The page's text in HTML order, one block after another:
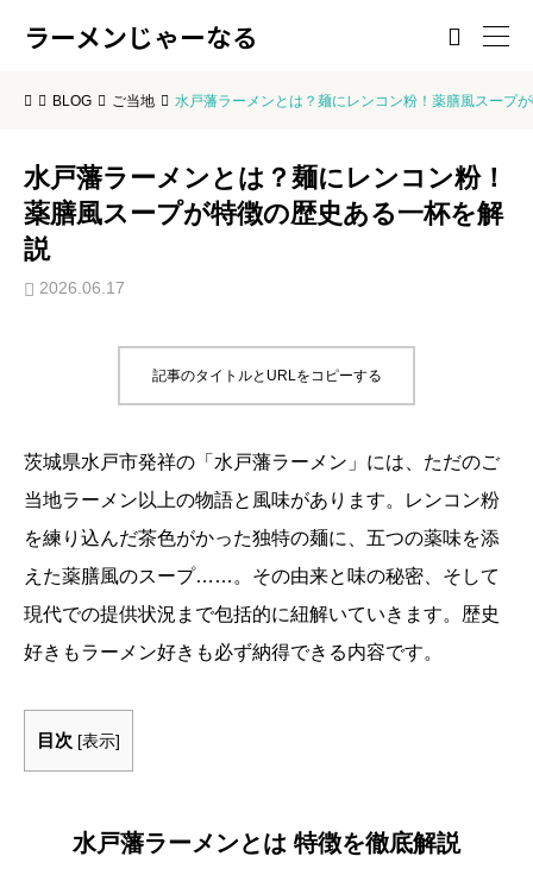
ラーメンじゃーなる 
BLOG ご当地 水戸藩ラーメンとは？麺にレンコン粉！薬膳風スープ
水戸藩ラーメンとは？麺にレンコン粉！
薬膳風スープが特徴の歴史ある一杯を解
説
2026.06.17
記事のタイトルとURLをコピーする
茨城県水戸市発祥の「水戸藩ラーメン」には、ただのご
当地ラーメン以上の物語と風味があります。レンコン粉
を練り込んだ茶色がかった独特の麺に、五つの薬味を添
えた薬膳風のスープ……。その由来と味の秘密、そして
現代での提供状況まで包括的に紐解いていきます。歴史
好きもラーメン好きも必ず納得できる内容です。
目次 [表示]
水戸藩ラーメンとは 特徴を徹底解説